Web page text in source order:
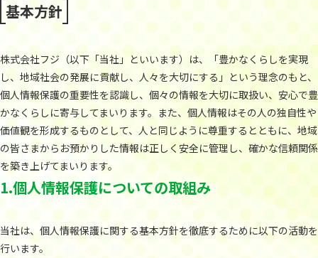
基本方針
株式会社フジ（以下「当社」といいます）は、「豊かなくらしを実現
し、地域社会の発展に貢献し、人々を大切にする」という理念のもと、
個人情報保護の重要性を認識し、個々の情報を大切に取扱い、安心で豊
かなくらしに寄与してまいります。また、個人情報はその人の独自性や
価値観を形成するものとして、人と同じように尊重するとともに、地域
の皆さまからお預かりした情報は正しく安全に管理し、確かな信頼関係
を築き上げてまいります。
1.個人情報保護についての取組み
当社は、個人情報保護に関する基本方針を徹底するために以下の活動を
行います。